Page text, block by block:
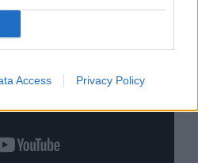
Access Privacy Policy